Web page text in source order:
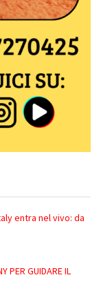
entra nel vivo: da
PER GUIDARE IL